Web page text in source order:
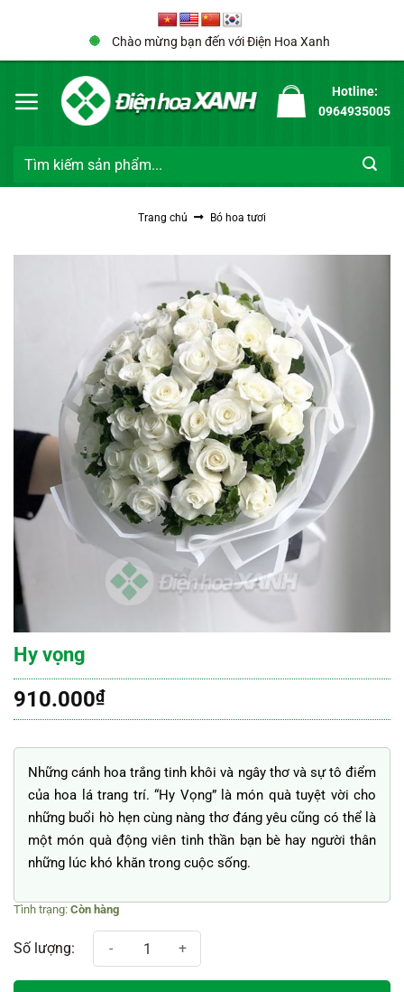
Chào mừng bạn đến với Điện Hoa Xanh
Hotline:
0964935005
Tìm
Trang chủ Bó hoa tươi
Hy vọng
910.000₫
Những cánh hoa trắng tinh khôi và ngây thơ và sự tô điểm
của hoa lá trang trí. “Hy Vọng” là món quà tuyệt vời cho
những buổi hò hẹn cùng nàng thơ đáng yêu cũng có thể là
một món quà động viên tinh thần bạn bè hay người thân
những lúc khó khăn trong cuộc sống.
Còn hàng
Hy vọng số lượng